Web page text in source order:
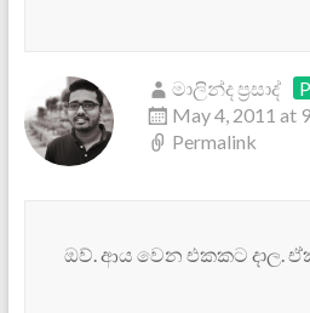
මාලින්ද ප්‍රසාද්
May 4, 2011 at
Permalink
ඔව්. ආය වෙන එකකට දාල.